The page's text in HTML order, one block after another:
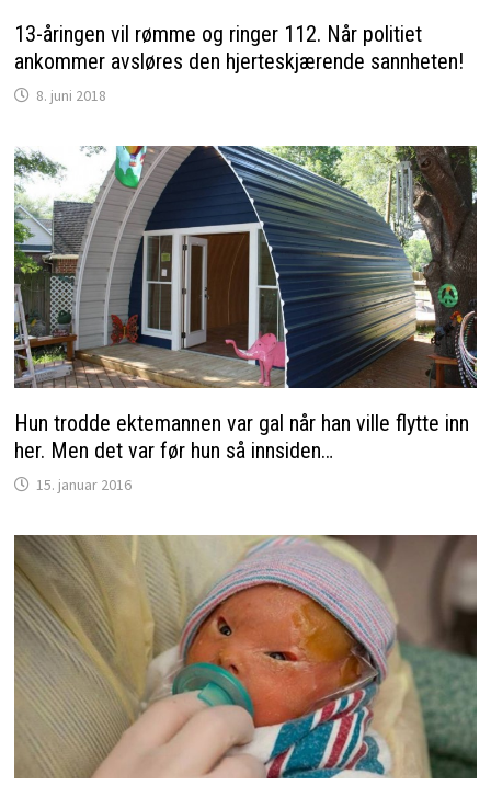
13-åringen vil rømme og ringer 112. Når politiet
ankommer avsløres den hjerteskjærende sannheten!
8. juni 2018
Hun trodde ektemannen var gal når han ville flytte inn
her. Men det var før hun så innsiden…
15. januar 2016